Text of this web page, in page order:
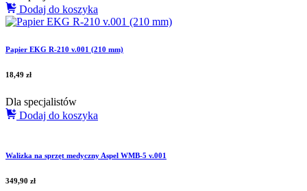
Dodaj do koszyka
Papier EKG R-210 v.001 (210 mm)
18,49 zł
Dla specjalistów
Dodaj do koszyka
Walizka na sprzęt medyczny Aspel WMB-5 v.001
349,90 zł